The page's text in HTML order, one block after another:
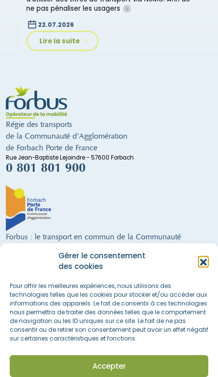
Gérer le consentement
des cookies
Pour offrir les meilleures expériences, nous utilisons des
technologies telles que les cookies pour stocker et/ou accéder aux
informations des appareils. Le fait de consentir à ces technologies
nous permettra de traiter des données telles que le comportement
de navigation ou les ID uniques sur ce site. Le fait de ne pas
consentir ou de retirer son consentement peut avoir un effet négatif
sur certaines caractéristiques et fonctions.
Accepter
ne pas pénaliser les usagers
Lire la suite
22.07.2026
Régie des transports
de la Communauté d’Agglomération
de Forbach Porte de France
Rue Jean-Baptiste Lejoindre - 57600 Forbach
0 801 801 900
Forbus : le transport en commun de la Communauté
9 lignes régulières · un service de Transport à la Demande · 300 arrêts ·
28 véhicules (dont 21 alimentés au GNV) · 68 salariés · 21 communes
FORBUS AU SERVICE DE LA MOBILITÉ DU TERRITOIRE !
Nous suivre sur les réseaux sociaux
Accès rapide
Actualités & informations